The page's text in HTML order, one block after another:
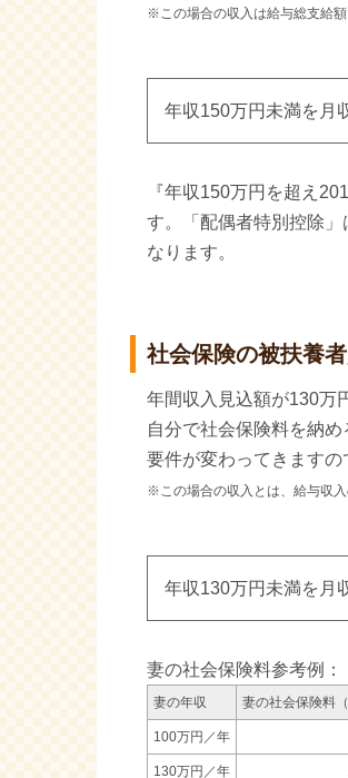
※この場合の収入は給与総支給額
年収150万円未満を月
『年収150万円を超え
す。「配偶者特別控除
なります。
社会保険の被扶養
年間収入見込額が130万
自分で社会保険料を納
要件が変わってきますの
※この場合の収入とは、給与収
年収130万円未満を月
妻の社会保険料参考例：
妻の年収 妻の社会保険料
100万円／年
130万円／年